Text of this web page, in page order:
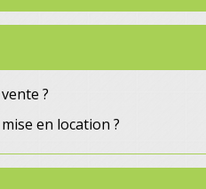
?
en location ?